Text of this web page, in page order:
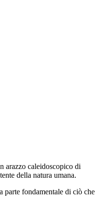
arazzo caleidoscopico di
della natura umana.
parte fondamentale di ciò che